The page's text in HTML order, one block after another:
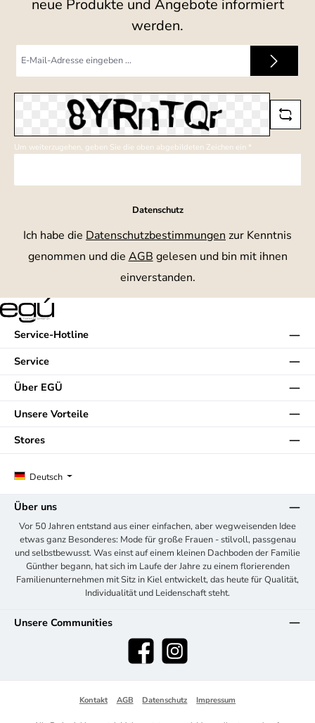
neue Produkte und Angebote informiert
werden.
Mail-
Um weiterzugehen, geben Sie die oben abgebildeten Zeichen ein *
Datenschutz
Ich habe die Datenschutzbestimmungen zur Kenntnis
genommen und die AGB gelesen und bin mit ihnen
einverstanden.
Service-Hotline
Service
Über EGÜ
Unsere Vorteile
Deutsch
Stores
Über uns
Vor 50 Jahren entstand aus einer einfachen, aber wegweisenden Idee
etwas ganz Besonderes: Mode für große Frauen - stilvoll, passgenau
und selbstbewusst. Was einst auf einem kleinen Dachboden der Familie
Günther begann, hat sich im Laufe der Jahre zu einem florierenden
Familienunternehmen mit Sitz in Kiel entwickelt, das heute für Qualität,
Individualität und Leidenschaft steht.
Unsere Communities
Facebook Instagram
Kontakt AGB Datenschutz Impressum